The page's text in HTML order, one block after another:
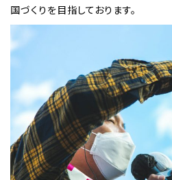
国づくりを目指しております。